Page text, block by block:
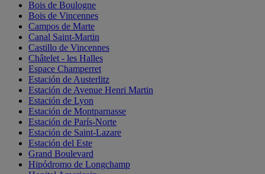
Bois de Boulogne
Bois de Vincennes
Campos de Marte
Canal Saint-Martin
Castillo de Vincennes
Châtelet - les Halles
Espace Champerret
Estación de Austerlitz
Estación de Avenue Henri Martin
Estación de Lyon
Estación de Montparnasse
Estación de París-Norte
Estación de Saint-Lazare
Estación del Este
Grand Boulevard
Hipódromo de Longchamp